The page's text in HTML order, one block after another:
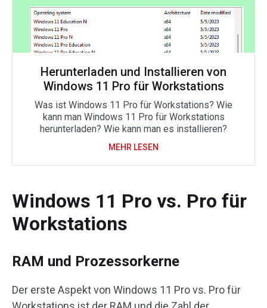
Herunterladen und Installieren von
Windows 11 Pro für Workstations
Was ist Windows 11 Pro für Workstations? Wie
kann man Windows 11 Pro für Workstations
herunterladen? Wie kann man es installieren?
MEHR LESEN
Windows 11 Pro vs. Pro für
Workstations
RAM und Prozessorkerne
Der erste Aspekt von Windows 11 Pro vs. Pro für